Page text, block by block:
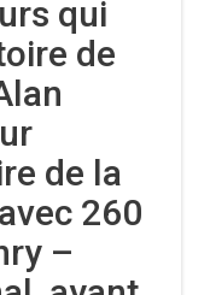
qui
de
de la
260
–